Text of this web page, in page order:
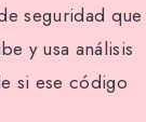
seguridad que
y usa análisis
si ese código